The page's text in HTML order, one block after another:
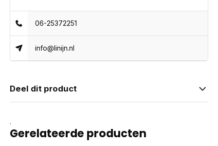
06-25372251
info@linijn.nl
Deel dit product
.
Gerelateerde producten